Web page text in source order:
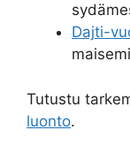
Dajti-
Tutustu
luonto.